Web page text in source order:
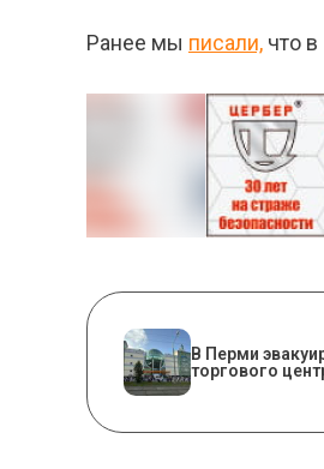
Ранее мы писали, что
В Перми
торгового